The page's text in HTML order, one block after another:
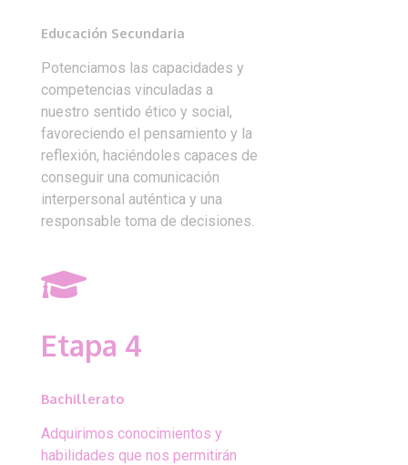
Educación Secundaria
Potenciamos las capacidades y
competencias vinculadas a
nuestro sentido ético y social,
favoreciendo el pensamiento y la
reflexión, haciéndoles capaces de
conseguir una comunicación
interpersonal auténtica y una
responsable toma de decisiones.
Etapa 4
Bachillerato
Adquirimos conocimientos y
habilidades que nos permitirán